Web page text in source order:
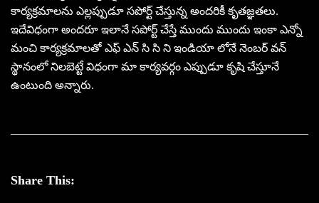
కార్యక్రమాలను ఎల్లప్పుడూ సపోర్ట్ చేస్తున్న అందరికీ కృతజ్ఞతలు.
ఇదేవిధంగా అందరూ ఇలానే సపోర్ట్ చేస్తే ముందు ముందు ఇంకా ఎన్నో
మంచి కార్యక్రమాలతో ఎఫ్ ఎన్ సి సి ని ఇండియా లోనే నెంబర్ వన్
స్థానంలో నిలబెట్టే విధంగా మా కార్యవర్గం ఎప్పుడూ కృషి చేస్తూనే
ఉంటుంది అన్నారు.
Share This: